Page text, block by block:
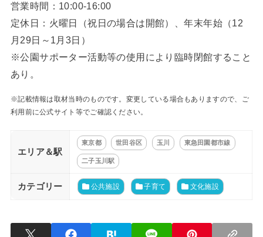
営業時間：10:00-16:00
定休日：火曜日（祝日の場合は開館）、年末年始（12
月29日～1月3日）
※公園サポーター活動等の使用により臨時閉館すること
あり。
※記載情報は取材当時のものです。変更している場合もありますので、ご
利用前に公式サイト等でご確認ください。
エリア＆駅
東京都 世田谷区 玉川 東急田園都市線
二子玉川駅
カテゴリー 公共施設 子育て 文化施設